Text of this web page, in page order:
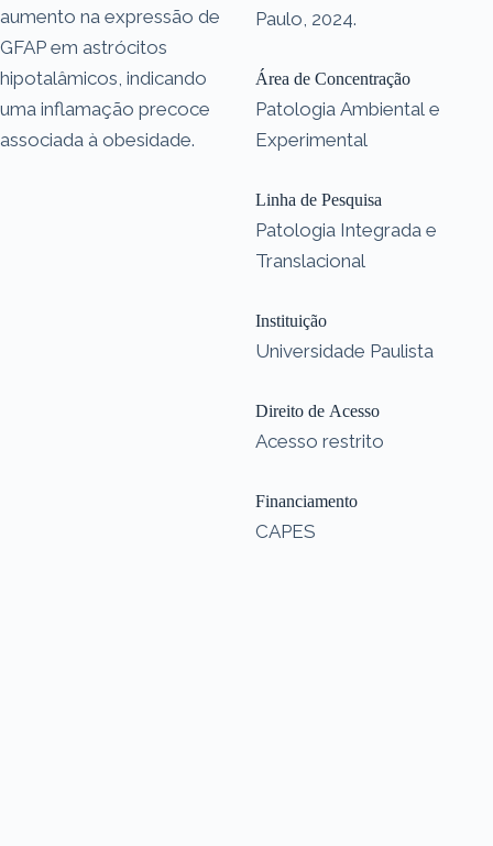
aumento na expressão de
GFAP em astrócitos
hipotalâmicos, indicando
uma inflamação precoce
associada à obesidade.
Paulo, 2024.
Área de Concentração
Patologia Ambiental e
Experimental
Linha de Pesquisa
Patologia Integrada e
Translacional
Instituição
Universidade Paulista
Direito de Acesso
Acesso restrito
Financiamento
CAPES